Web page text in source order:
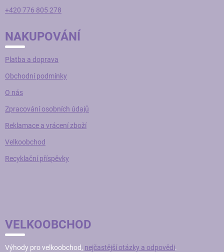
+420 776 805 278
NAKUPOVÁNÍ
Platba a doprava
Obchodní podmínky
O nás
Zpracování osobních údajů
Reklamace a vrácení zboží
Velkoobchod
Recyklační příspěvky
VELKOOBCHOD
Výhody pro velkoobchod, nejčastější otázky a odpovědi.